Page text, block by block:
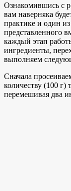
Ознакомившись с
вам наверняка
практике и один
представленного
каждый этап
ингредиенты,
выполняем
Сначала
количеству (100 г)
перемешивая два